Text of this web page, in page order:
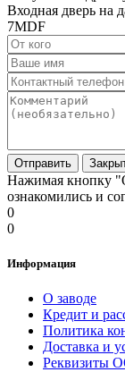
Входная дверь на
7MDF
Отправить
Нажимая кнопку
ознакомились и
0
0
Информация
О заводе
Кредит и
Политика
Доставка и
Реквизиты